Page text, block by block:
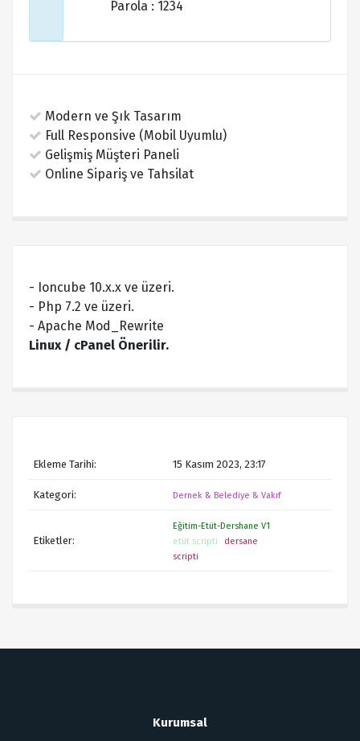
Parola : 1234
Modern ve Şık Tasarım
Full Responsive (Mobil Uyumlu)
Gelişmiş Müşteri Paneli
Online Sipariş ve Tahsilat
- Ioncube 10.x.x ve üzeri.
- Php 7.2 ve üzeri.
- Apache Mod_Rewrite
Linux / cPanel Önerilir.
Ekleme Tarihi: 15 Kasım 2023, 23:17
Kategori: Dernek & Belediye & Vakıf
Etiketler:
Eğitim-Etüt-Dershane V1
etüt scripti
dersane
scripti
Kurumsal